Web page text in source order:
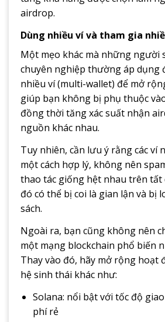
airdrop.
Dùng nhiều ví và tham gia
Một mẹo khác mà những người
chuyên nghiệp thường áp dụng
nhiều ví (multi-wallet) để mở
giúp bạn không bị phụ thuộc
đồng thời tăng xác suất nhận
nguồn khác nhau.
Tuy nhiên, cần lưu ý rằng các ví
một cách hợp lý, không nên
thao tác giống hệt nhau trên tất
đó có thể bị coi là gian lận và bị
sách.
Ngoài ra, bạn cũng không nên
một mạng blockchain phổ biến
Thay vào đó, hãy mở rộng hoạt
hệ sinh thái khác như:
Solana: nổi bật với tốc độ
phí rẻ